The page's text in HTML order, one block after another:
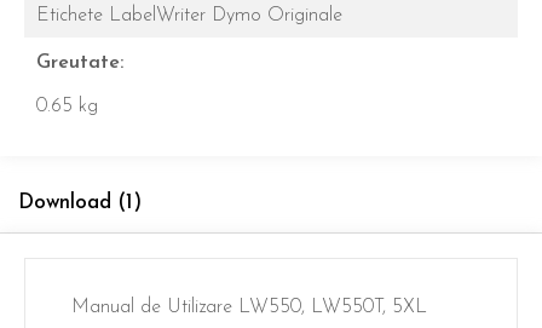
Etichete LabelWriter Dymo Originale
Greutate:
0.65 kg
Download (1)
Manual de Utilizare LW550, LW550T, 5XL